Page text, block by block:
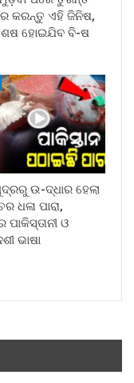
କରନ୍ତୁ ଏହି ଜିନିଷ,
ହୋଇଯିବ ବି-ଷ
ଉ-ଦ୍ଧାର ହେଲା
ଧଳା ପାରା,
ପାକିସ୍ତାନୀ ଓ
ଭାଷା